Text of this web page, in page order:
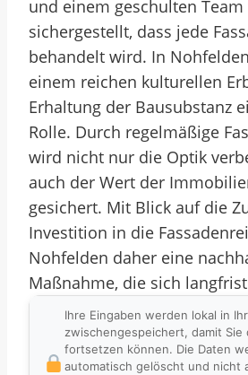
und einem geschulten Team
sichergestellt, dass jede
behandelt wird. In
einem reichen kulturellen
Erhaltung der Bausubstanz
Rolle. Durch regelmäßige
wird nicht nur die Optik
auch der Wert der
gesichert. Mit Blick auf die
Investition in die
Nohfelden daher eine
Maßnahme, die sich
Ihre Eingaben werden lokal in
zwischengespeichert, damit Sie
fortsetzen können. Die Daten
automatisch gelöscht und nicht